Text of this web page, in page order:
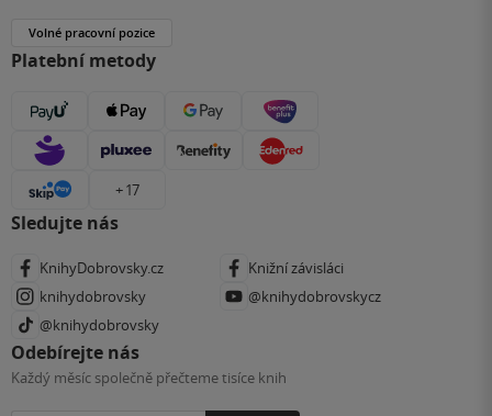
Volné pracovní pozice
Platební metody
+ 17
Sledujte nás
KnihyDobrovsky.cz
Knižní závisláci
knihydobrovsky
@knihydobrovskycz
@knihydobrovsky
Odebírejte nás
Každý měsíc společně přečteme tisíce knih